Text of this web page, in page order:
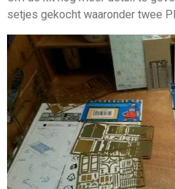
setjes gekocht waaronder twee